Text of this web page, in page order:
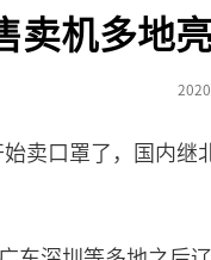
卖机多地
卖口罩了，国内继